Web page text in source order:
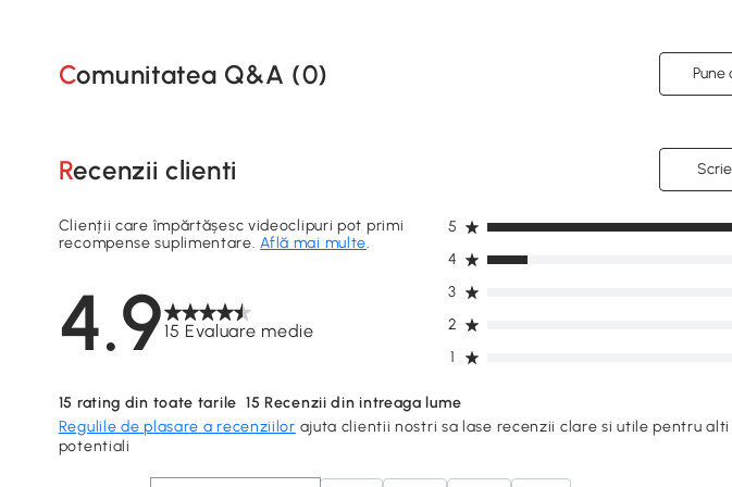
Comunitatea Q&A (0) Pune
Recenzii clienti
4.915 Evaluare medie
Clienții care împărtășesc videoclipuri pot primi
recompense suplimentare.Află mai multe.
1
2
3
4
5
15 rating din toate tarile 15 Recenzii din intreaga lume
Regulile de plasare a recenziilor ajuta clientii nostri sa lase recenzii clare si utile pentru
potentiali